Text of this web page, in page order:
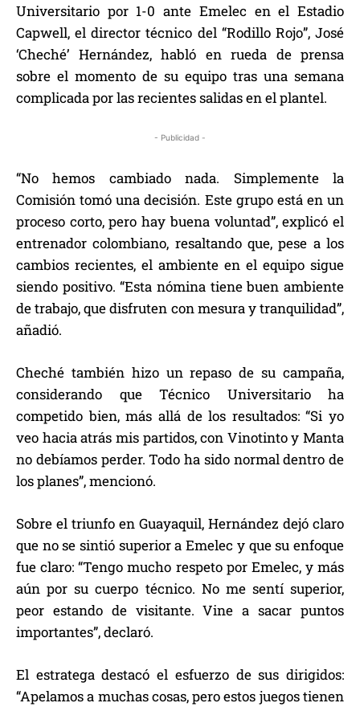
Universitario por 1-0 ante Emelec en el Estadio
Capwell, el director técnico del “Rodillo Rojo”, José
‘Cheché’ Hernández, habló en rueda de prensa
sobre el momento de su equipo tras una semana
complicada por las recientes salidas en el plantel.
- Publicidad -
“No hemos cambiado nada. Simplemente la
Comisión tomó una decisión. Este grupo está en un
proceso corto, pero hay buena voluntad”, explicó el
entrenador colombiano, resaltando que, pese a los
cambios recientes, el ambiente en el equipo sigue
siendo positivo. “Esta nómina tiene buen ambiente
de trabajo, que disfruten con mesura y tranquilidad”,
añadió.
Cheché también hizo un repaso de su campaña,
considerando que Técnico Universitario ha
competido bien, más allá de los resultados: “Si yo
veo hacia atrás mis partidos, con Vinotinto y Manta
no debíamos perder. Todo ha sido normal dentro de
los planes”, mencionó.
Sobre el triunfo en Guayaquil, Hernández dejó claro
que no se sintió superior a Emelec y que su enfoque
fue claro: “Tengo mucho respeto por Emelec, y más
aún por su cuerpo técnico. No me sentí superior,
peor estando de visitante. Vine a sacar puntos
importantes”, declaró.
El estratega destacó el esfuerzo de sus dirigidos:
“Apelamos a muchas cosas, pero estos juegos tienen